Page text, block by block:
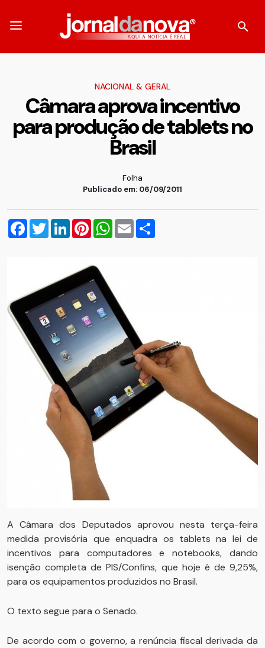
NACIONAL & GERAL
Câmara aprova incentivo
para produção de tablets no
Brasil
Folha
Publicado em: 06/09/2011
Facebook
TwitterLinkedInPinterestWhatsApp
Email
A Câmara dos Deputados aprovou nesta terça-feira
medida provisória que enquadra os tablets na lei de
incentivos para computadores e notebooks, dando
isenção completa de PIS/Confins, que hoje é de 9,25%,
para os equipamentos produzidos no Brasil.
O texto segue para o Senado.
De acordo com o governo, a renúncia fiscal derivada da